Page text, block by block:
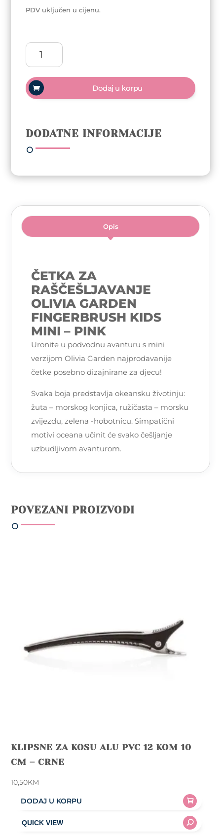
PDV uključen u cijenu.
Četka
raščešljavanje
Olivia
Garden
Fingerbrush
Pink
Dodaj u korpu
DODATNE INFORMACIJE
Opis
ČETKA ZA
RAŠČEŠLJAVANJE
OLIVIA GARDEN
FINGERBRUSH KIDS
MINI – PINK
Uronite u podvodnu avanturu s mini
verzijom Olivia Garden najprodavanije
četke posebno dizajnirane za djecu!
Svaka boja predstavlja okeansku životinju:
žuta – morskog konjica, ružičasta – morsku
zvijezdu, zelena -hobotnicu. Simpatični
motivi oceana učinit će svako češljanje
uzbudljivom avanturom.
POVEZANI PROIZVODI
KLIPSNE ZA KOSU ALU PVC 12 KOM 10
CM – CRNE
10,50KM
DODAJ U KORPU